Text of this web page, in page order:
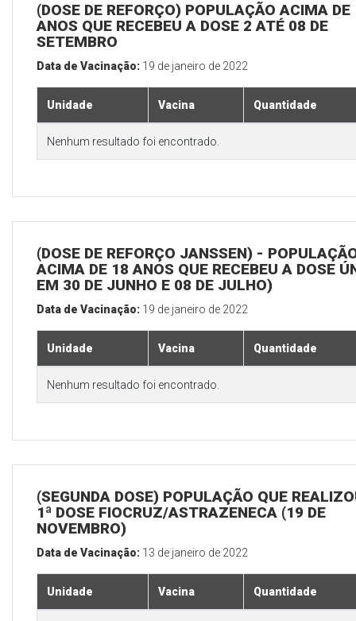
(DOSE DE REFORÇO) POPULAÇÃO ACIMA DE
ANOS QUE RECEBEU A DOSE 2 ATÉ 08 DE
SETEMBRO
Data de Vacinação: 19 de janeiro de 2022
Unidade Vacina Quantidade
Nenhum resultado foi encontrado.
(DOSE DE REFORÇO JANSSEN) -
ACIMA DE 18 ANOS QUE RECEBEU A DOSE
EM 30 DE JUNHO E 08 DE JULHO)
Data de Vacinação: 19 de janeiro de 2022
Unidade Vacina Quantidade
Nenhum resultado foi encontrado.
(SEGUNDA DOSE) POPULAÇÃO QUE
1ª DOSE FIOCRUZ/ASTRAZENECA (19 DE
NOVEMBRO)
Data de Vacinação: 13 de janeiro de 2022
Unidade Vacina Quantidade